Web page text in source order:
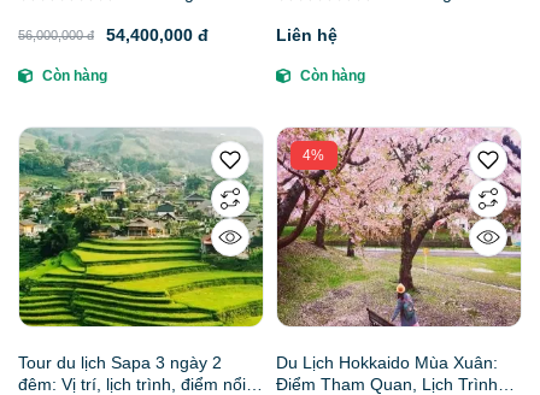
56,000,000 đ 54,400,000 đ
Còn hàng
Liên hệ
Còn hàng
Tour du lịch Sapa 3 ngày 2
đêm: Vị trí, lịch trình, điểm nổi
4%
Du Lịch Hokkaido Mùa Xuân:
Điểm Tham Quan, Lịch Trình